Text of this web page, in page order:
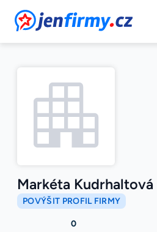
JenFirmy.cz
Markéta Kudrhaltová
POVÝŠIT PROFIL FIRMY
0